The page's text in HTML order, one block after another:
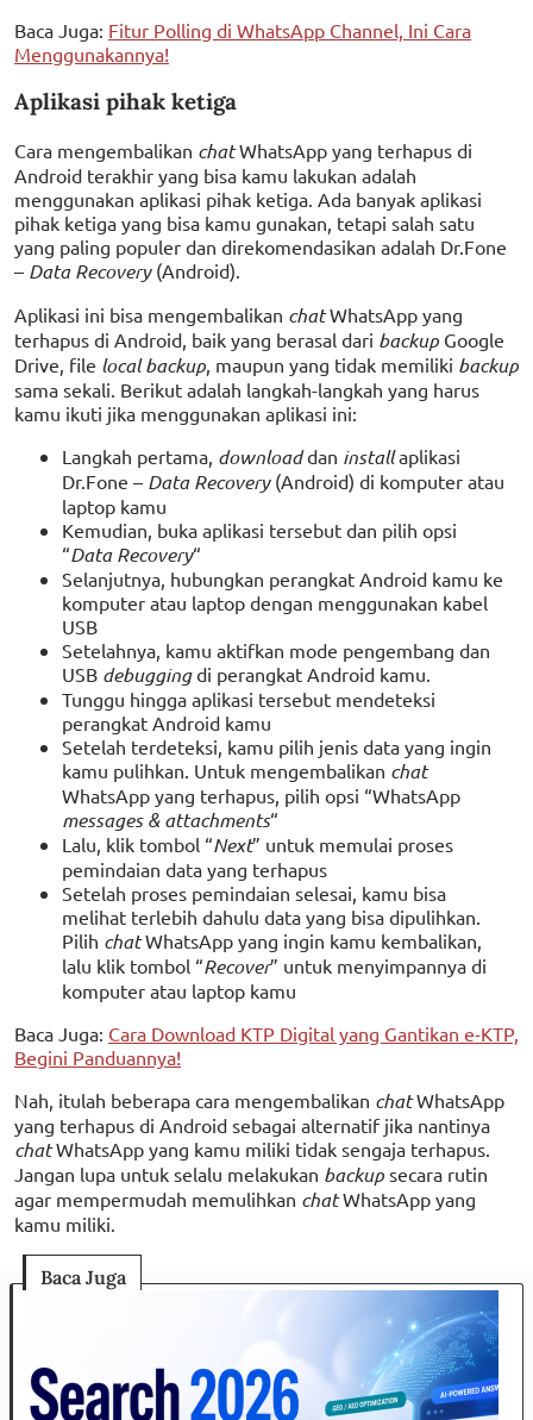
Baca Juga: Fitur Polling di WhatsApp Channel, Ini Cara
Menggunakannya!
Aplikasi pihak ketiga
Cara mengembalikan chatWhatsApp yang terhapus di
Android terakhir yang bisa kamu lakukan adalah
menggunakan aplikasi pihak ketiga. Ada banyak aplikasi
pihak ketiga yang bisa kamu gunakan, tetapi salah satu
yang paling populer dan direkomendasikan adalah Dr.Fone
– Data Recovery (Android).
Aplikasi ini bisa mengembalikan chatWhatsApp yang
terhapus di Android, baik yang berasal dari backup Google
Drive, file local backup , maupun yang tidak memiliki backup
sama sekali. Berikut adalah langkah-langkah yang harus
kamu ikuti jika menggunakan aplikasi ini:
Langkah pertama, downloaddan installaplikasi
Dr.Fone – Data Recovery (Android) di komputer atau
laptop kamu
Kemudian, buka aplikasi tersebut dan pilih opsi
“Data Recovery“
Selanjutnya, hubungkan perangkat Android kamu ke
komputer atau laptop dengan menggunakan kabel
USB
Setelahnya, kamu aktifkan mode pengembang dan
USB debuggingdi perangkat Android kamu.
Tunggu hingga aplikasi tersebut mendeteksi
perangkat Android kamu
Setelah terdeteksi, kamu pilih jenis data yang ingin
kamu pulihkan. Untuk mengembalikan chat
WhatsApp yang terhapus, pilih opsi “WhatsApp
messages & attachments“
Lalu, klik tombol “Next” untuk memulai proses
pemindaian data yang terhapus
Setelah proses pemindaian selesai, kamu bisa
melihat terlebih dahulu data yang bisa dipulihkan.
Pilih chatWhatsApp yang ingin kamu kembalikan,
lalu klik tombol “Recover” untuk menyimpannya di
komputer atau laptop kamu
Baca Juga: Cara Download KTP Digital yang Gantikan e-KTP,
Begini Panduannya!
Nah, itulah beberapa cara mengembalikan chatWhatsApp
yang terhapus di Android sebagai alternatif jika nantinya
chatWhatsApp yang kamu miliki tidak sengaja terhapus.
Jangan lupa untuk selalu melakukan backup secara rutin
agar mempermudah memulihkan chatWhatsApp yang
kamu miliki.
Baca Juga